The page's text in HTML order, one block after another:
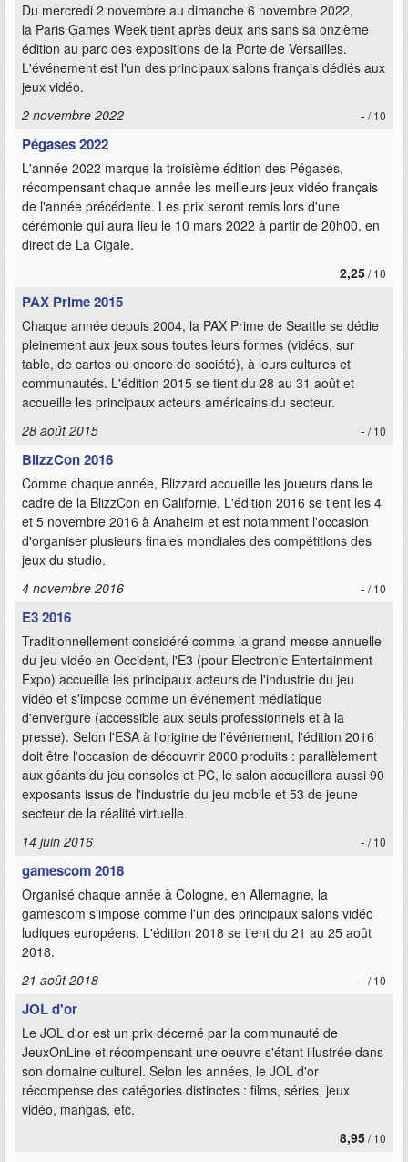
Du mercredi 2 novembre au dimanche 6 novembre 2022,
la Paris Games Week tient après deux ans sans sa onzième
édition au parc des expositions de la Porte de Versailles.
L'événement est l'un des principaux salons français dédiés aux
jeux vidéo.
2 novembre 2022
- / 10
Pégases 2022
L'année 2022 marque la troisième édition des Pégases,
récompensant chaque année les meilleurs jeux vidéo français
de l'année précédente. Les prix seront remis lors d'une
cérémonie qui aura lieu le 10 mars 2022 à partir de 20h00, en
direct de La Cigale.
2,25/ 10
PAX Prime 2015
Chaque année depuis 2004, la PAX Prime de Seattle se dédie
pleinement aux jeux sous toutes leurs formes (vidéos, sur
table, de cartes ou encore de société), à leurs cultures et
communautés. L'édition 2015 se tient du 28 au 31 août et
accueille les principaux acteurs américains du secteur.
28 août 2015
- / 10
BlizzCon 2016
Comme chaque année, Blizzard accueille les joueurs dans le
cadre de la BlizzCon en Californie. L'édition 2016 se tient les 4
et 5 novembre 2016 à Anaheim et est notamment l'occasion
d'organiser plusieurs finales mondiales des compétitions des
jeux du studio.
4 novembre 2016
- / 10
E3 2016
Traditionnellement considéré comme la grand-messe annuelle
du jeu vidéo en Occident, l'E3 (pour Electronic Entertainment
Expo) accueille les principaux acteurs de l'industrie du jeu
vidéo et s'impose comme un événement médiatique
d'envergure (accessible aux seuls professionnels et à la
presse). Selon l'ESA à l'origine de l'événement, l'édition 2016
doit être l'occasion de découvrir 2000 produits : parallèlement
aux géants du jeu consoles et PC, le salon accueillera aussi 90
exposants issus de l'industrie du jeu mobile et 53 de jeune
secteur de la réalité virtuelle.
14 juin 2016
- / 10
gamescom 2018
Organisé chaque année à Cologne, en Allemagne, la
gamescom s'impose comme l'un des principaux salons vidéo
ludiques européens. L'édition 2018 se tient du 21 au 25 août
2018.
21 août 2018
- / 10
JOL d'or
Le JOL d'or est un prix décerné par la communauté de
JeuxOnLine et récompensant une oeuvre s'étant illustrée dans
son domaine culturel. Selon les années, le JOL d'or
récompense des catégories distinctes : films, séries, jeux
vidéo, mangas, etc.
8,95/ 10